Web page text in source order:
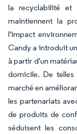
la recyclabilité et
maintiennent la
l'impact
Candy a introduit
à partir d'un
domicile. De
marché en
les partenariats
de produits de
séduisent les